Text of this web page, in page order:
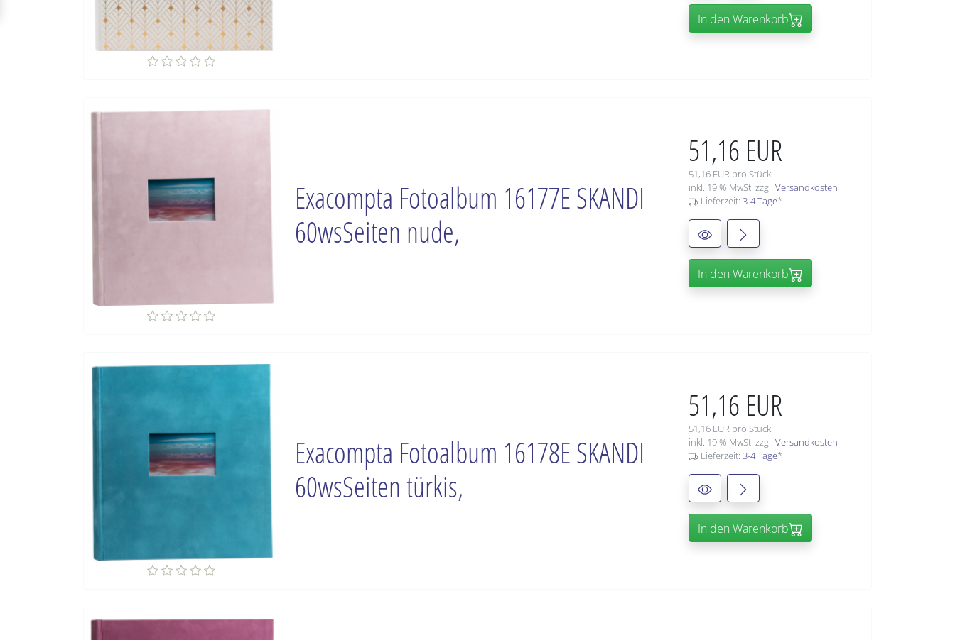
In den Warenkorb
51,16 EUR
51,16 EUR pro Stück
inkl. 19 % MwSt. zzgl. Versandkosten
Lieferzeit: 3-4 Tage*
In den Warenkorb
Exacompta Fotoalbum 16177E SKANDI
60wsSeiten nude,
51,16 EUR
51,16 EUR pro Stück
inkl. 19 % MwSt. zzgl. Versandkosten
Lieferzeit: 3-4 Tage*
In den Warenkorb
Exacompta Fotoalbum 16178E SKANDI
60wsSeiten türkis,